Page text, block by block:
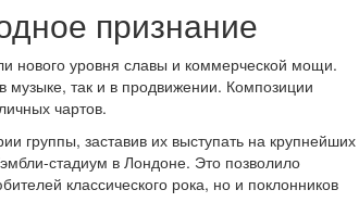
признание
нового уровня славы и коммерческой мощи.
музыке, так и в продвижении. Композиции
чартов.
группы, заставив их выступать на крупнейших
стадиум в Лондоне. Это позволило
классического рока, но и поклонников